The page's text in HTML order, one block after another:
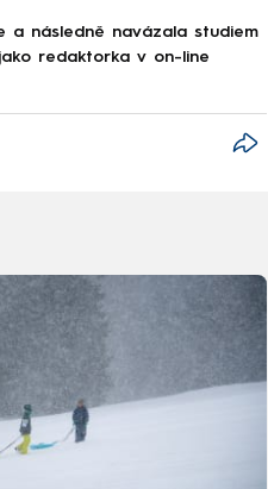
a následně navázala studiem
redaktorka v on-line